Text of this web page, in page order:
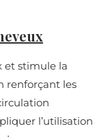
et stimule la
renforçant les
l’utilisation